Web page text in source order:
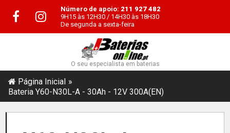
Número de apoio: 211 927 482
9H15 às 12H30 / 14H30 às 18H30
De segunda a sexta-feira
O seu especialista em baterias
Página Inicial
Bateria Y60-N30L-A - 30Ah - 12V 300A(EN)